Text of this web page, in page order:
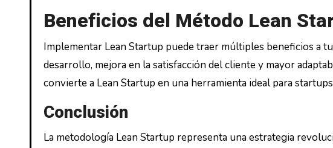
Beneficios del Método Lean
Implementar Lean Startup puede traer múltiples beneficios a
desarrollo, mejora en la satisfacción del cliente y mayor
convierte a Lean Startup en una herramienta ideal para
Conclusión
La metodología Lean Startup representa una estrategia